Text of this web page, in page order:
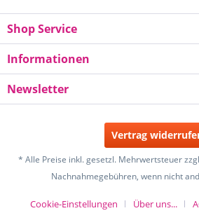
Shop Service
Informationen
Newsletter
Vertrag
* Alle Preise inkl. gesetzl. Mehrwertsteuer
Nachnahmegebühren, wenn nicht
Cookie-Einstellungen Über uns...